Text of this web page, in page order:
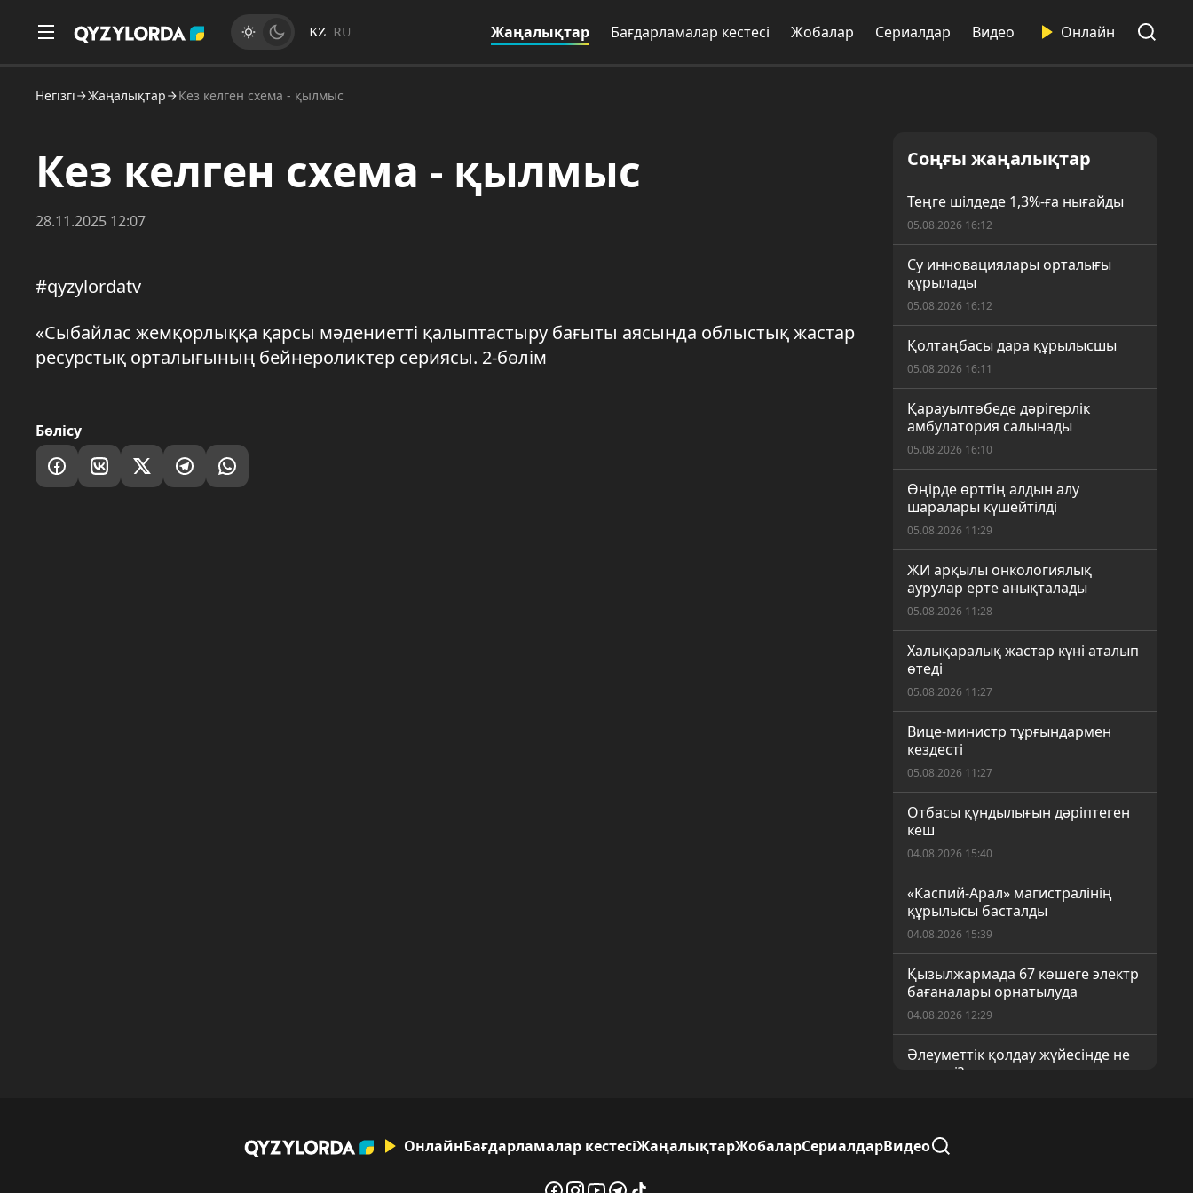
KZ RU Жаңалықтар Бағдарламалар кестесі Жобалар Сериалдар Видео Онлайн
Негізгі Жаңалықтар Кез келген схема - қылмыс
Кез келген схема - қылмыс
28.11.2025 12:07
#qyzylordatv
«Сыбайлас жемқорлыққа қарсы мәдениетті қалыптастыру бағыты аясында облыстық жастар
ресурстық орталығының бейнероликтер сериясы. 2-бөлім
Бөлісу
Соңғы жаңалықтар
Теңге шілдеде 1,3%-ға нығайды
05.08.2026 16:12
Су инновациялары орталығы
құрылады
05.08.2026 16:12
Қолтаңбасы дара құрылысшы
05.08.2026 16:11
Қарауылтөбеде дәрігерлік
амбулатория салынады
05.08.2026 16:10
Өңірде өрттің алдын алу
шаралары күшейтілді
05.08.2026 11:29
ЖИ арқылы онкологиялық
аурулар ерте анықталады
05.08.2026 11:28
Халықаралық жастар күні аталып
өтеді
05.08.2026 11:27
Вице-министр тұрғындармен
кездесті
05.08.2026 11:27
Отбасы құндылығын дәріптеген
кеш
04.08.2026 15:40
«Каспий-Арал» магистралінің
құрылысы басталды
04.08.2026 15:39
Қызылжармада 67 көшеге электр
бағаналары орнатылуда
04.08.2026 12:29
Әлеуметтік қолдау жүйесінде не
өзгерді?
Тарихты таразылаған ғылыми-
танымдық экспедиция
ОнлайнБағдарламалар кестесіЖаңалықтарЖобаларСериалдарВидео